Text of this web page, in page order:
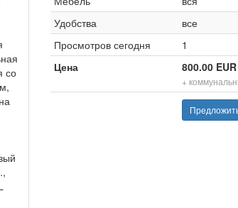
со
Удобства
все
Просмотров сегодня
1
Цена
800.00 EUR
+